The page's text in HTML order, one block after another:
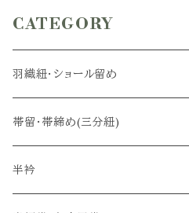
CATEGORY
羽織紐・ショール留め
羽織紐
ショール留め
帯留・帯締め(三分紐)
帯留
半衿